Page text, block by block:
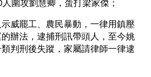
圍攻劉慧卿，蛋打梁家傑；
威罷工、農民暴動，一律用鎮壓
辦法，逮捕刑訊帶頭人，至今姚
判刑後失蹤，家屬請律師一律逮